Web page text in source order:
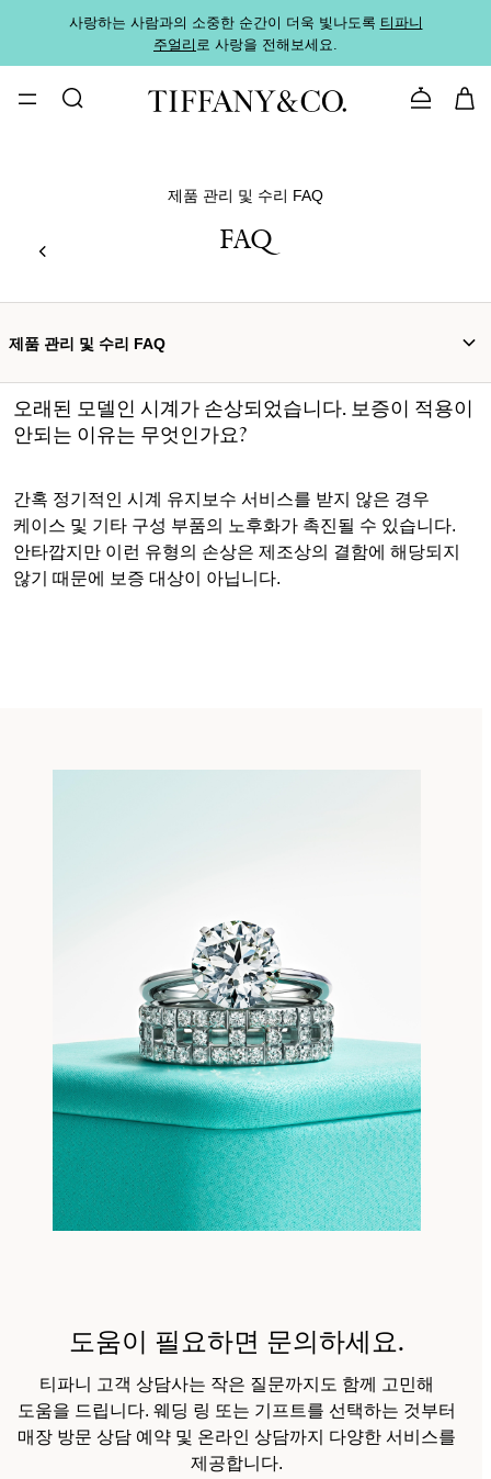
사랑하는 사람과의 소중한 순간이 더욱 빛나도록 티파니
주얼리로 사랑을 전해보세요.
문의하기
제품 관리 및 수리 FAQ
FAQ
제품 관리 및 수리 FAQ
오래된 모델인 시계가 손상되었습니다. 보증이 적용이
안되는 이유는 무엇인가요?
간혹 정기적인 시계 유지보수 서비스를 받지 않은 경우
케이스 및 기타 구성 부품의 노후화가 촉진될 수 있습니다.
안타깝지만 이런 유형의 손상은 제조상의 결함에 해당되지
않기 때문에 보증 대상이 아닙니다.
도움이 필요하면 문의하세요.
티파니 고객 상담사는 작은 질문까지도 함께 고민해
도움을 드립니다. 웨딩 링 또는 기프트를 선택하는 것부터
매장 방문 상담 예약 및 온라인 상담까지 다양한 서비스를
제공합니다.